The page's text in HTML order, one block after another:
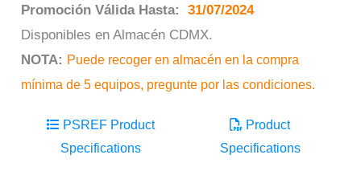
Promoción Válida Hasta:
31/07/2024
Disponibles en Almacén CDMX.
NOTA: Puede recoger en almacén en la compra
mínima de 5 equipos, pregunte por las condiciones.
PSREF Product
Specifications
Product
Specifications